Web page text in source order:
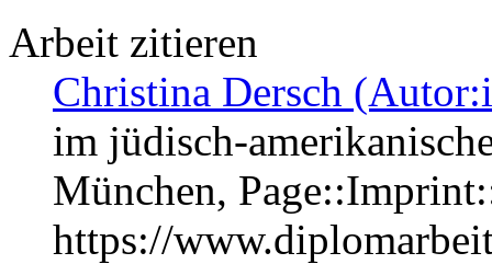
Arbeit zitieren
Christina Dersch
im jüdisch-
München,
https://